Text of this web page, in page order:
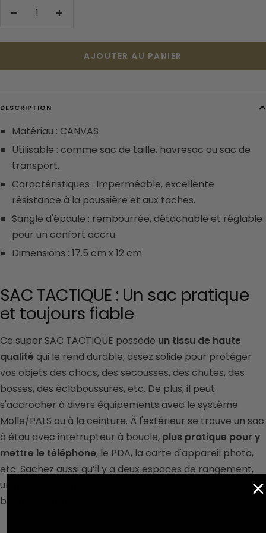
Réduire
Augmenter
quantitéAJOUTER AU PANIER
DESCRIPTION
Matériau : CANVAS
Utilisable : comme sac de taille, havresac ou sac de
transport.
Caractéristiques : Imperméable, excellente
résistance à la poussière et aux taches.
Sangle d'épaule : rembourrée, détachable et réglable
pour un confort accru.
Dimensions : 17.5 cm x 12 cm
SAC TACTIQUE : Un sac pratique
et toujours fiable
Ce super SAC TACTIQUE possède un tissu de haute
qualité qui le rend durable, assez solide pour protéger
vos objets des chocs, des secousses, des chutes, des
bosses, des éclaboussures, etc. De plus, il peut
s'accrocher à divers équipements avec le système
Molle/PALS ou à la ceinture. À l'extérieur se trouve un sac
à étau avec interrupteur à boucle, plus pratique pour y
mettre le téléphone, le PDA, la carte d'appareil photo,
etc. Sachez aussi qu’il y a deux espaces de rangement,
un grand et un petit, qui conviennent à la plupart des
bouteilles d'eau.